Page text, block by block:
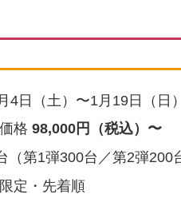
4日（土）〜1月19日（日）
格 98,000円（税込）〜
第1弾300台／第2弾200
定・先着順